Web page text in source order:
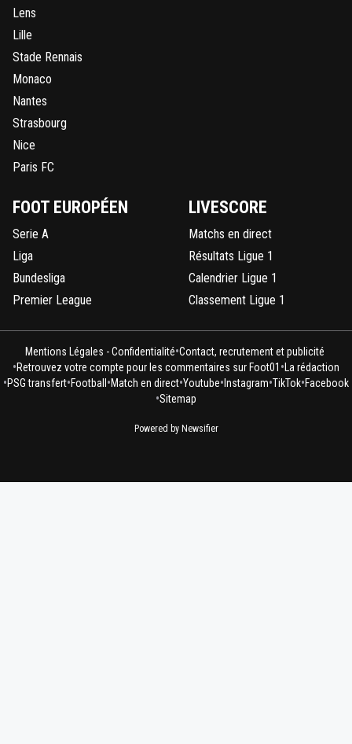
Lens
Lille
Stade Rennais
Monaco
Nantes
Strasbourg
Nice
Paris FC
FOOT EUROPÉEN
Serie A
Liga
Bundesliga
Premier League
LIVESCORE
Matchs en direct
Résultats Ligue 1
Calendrier Ligue 1
Classement Ligue 1
Mentions Légales - Confidentialité•Contact, recrutement et publicité
•Retrouvez votre compte pour les commentaires sur Foot01 • La rédaction
•PSG transfert•Football •Match en direct•Youtube• Instagram•TikTok•Facebook
•Sitemap
Powered by Newsifier